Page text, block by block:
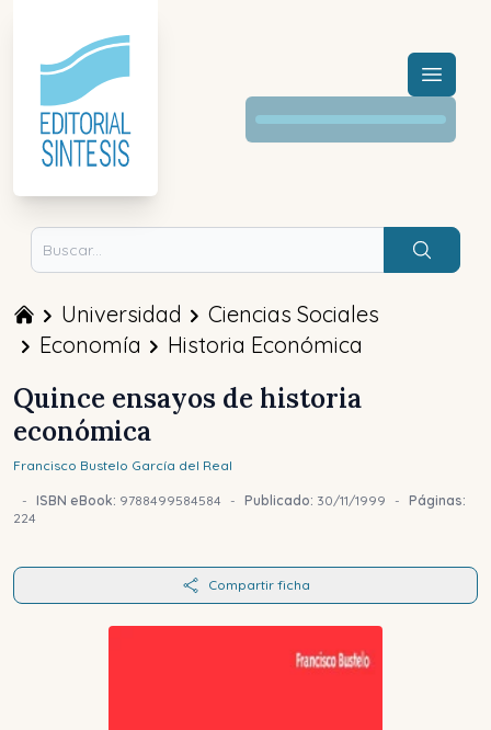
Menú
Buscar
Universidad
Ciencias Sociales
Economía
Historia Económica
Quince ensayos de historia
económica
Francisco Bustelo García del Real
- ISBN eBook: 9788499584584 - Publicado: 30/11/1999 - Páginas:
224
Compartir ficha